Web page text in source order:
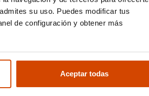
su uso. Puedes modificar tus
de configuración y obtener más
Aceptar todas
a destacar
motor era el V12